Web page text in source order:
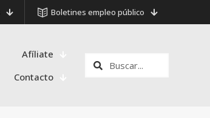
Boletines empleo público
Afíliate
Contacto